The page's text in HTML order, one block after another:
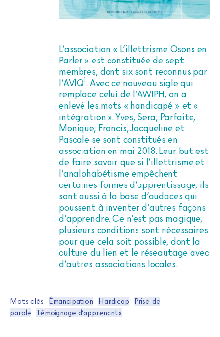
L’association « L’illettrisme Osons en
Parler » est constituée de sept
membres, dont six sont reconnus par
l’AVIQ1. Avec ce nouveau sigle qui
remplace celui de l’AWIPH, on a
enlevé les mots « handicapé » et «
intégration ». Yves, Sera, Parfaite,
Monique, Francis, Jacqueline et
Pascale se sont constitués en
association en mai 2018. Leur but est
de faire savoir que si l’illettrisme et
l’analphabétisme empêchent
certaines formes d’apprentissage, ils
sont aussi à la base d’audaces qui
poussent à inventer d’autres façons
d’apprendre. Ce n’est pas magique,
plusieurs conditions sont nécessaires
pour que cela soit possible, dont la
culture du lien et le réseautage avec
d’autres associations locales.
Mots clés Émancipation Handicap
Prise de
parole
Témoignage d’apprenants